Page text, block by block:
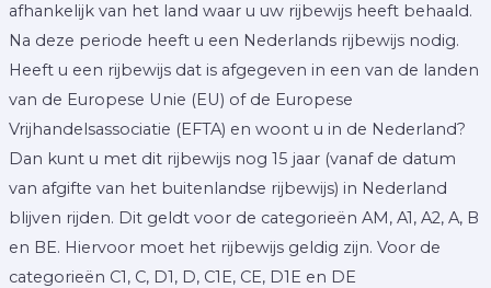
afhankelijk van het land waar u uw rijbewijs heeft behaald.
Na deze periode heeft u een Nederlands rijbewijs nodig.
Heeft u een rijbewijs dat is afgegeven in een van de landen
van de Europese Unie (EU) of de Europese
Vrijhandelsassociatie (EFTA) en woont u in de Nederland?
Dan kunt u met dit rijbewijs nog 15 jaar (vanaf de datum
van afgifte van het buitenlandse rijbewijs) in Nederland
blijven rijden. Dit geldt voor de categorieën AM, A1, A2, A, B
en BE. Hiervoor moet het rijbewijs geldig zijn. Voor de
categorieën C1, C, D1, D, C1E, CE, D1E en DE